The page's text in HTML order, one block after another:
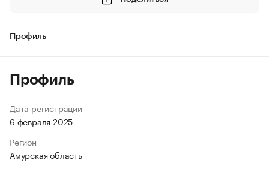
Профиль
Профиль
Дата регистрации
6 февраля 2025
Регион
Амурская область